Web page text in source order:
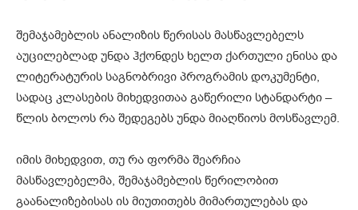
შემაჯამებლის ანალიზის წერისას მასწავლებელს
აუცილებლად უნდა ჰქონდეს ხელთ ქართული ენისა და
ლიტერატურის საგნობრივი პროგრამის დოკუმენტი,
სადაც კლასების მიხედვითაა გაწერილი სტანდარტი –
წლის ბოლოს რა შედეგებს უნდა მიაღწიოს მოსწავლემ.
იმის მიხედვით, თუ რა ფორმა შეარჩია
მასწავლებელმა, შემაჯამებლის წერილობით
გაანალიზებისას ის მიუთითებს მიმართულებას და